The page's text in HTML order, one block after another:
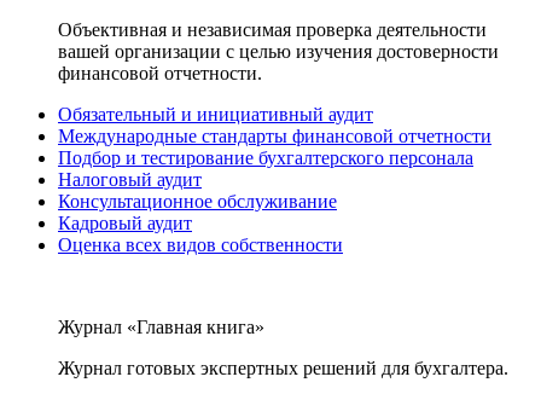
Объективная и независимая проверка деятельности
вашей организации с целью изучения достоверности
финансовой отчетности.
Обязательный и инициативный аудит
Международные стандарты финансовой отчетности
Подбор и тестирование бухгалтерского персонала
Налоговый аудит
Консультационное обслуживание
Кадровый аудит
Оценка всех видов собственности
Журнал «Главная книга»
Журнал готовых экспертных решений для бухгалтера.